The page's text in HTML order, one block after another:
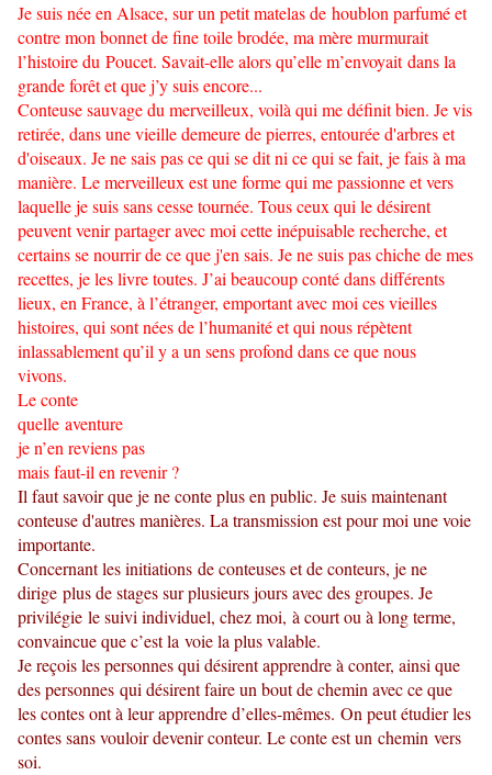
Je suis née en Alsace, sur un petit matelas de houblon parfumé et
contre mon bonnet de fine toile brodée, ma mère murmurait
l’histoire du Poucet. Savait-elle alors qu’elle m’envoyait dans la
grande forêt et que j’y suis encore...
Conteuse sauvage du merveilleux, voilà qui me définit bien. Je vis
retirée, dans une vieille demeure de pierres, entourée d'arbres et
d'oiseaux. Je ne sais pas ce qui se dit ni ce qui se fait, je fais à ma
manière. Le merveilleux est une forme qui me passionne et vers
laquelle je suis sans cesse tournée. Tous ceux qui le désirent
peuvent venir partager avec moi cette inépuisable recherche, et
certains se nourrir de ce que j'en sais. Je ne suis pas chiche de mes
recettes, je les livre toutes. J’ai beaucoup conté dans différents
lieux, en France, à l’étranger, emportant avec moi ces vieilles
histoires, qui sont nées de l’humanité et qui nous répètent
inlassablement qu’il y a un sens profond dans ce que nous
vivons.
Le conte
quelle aventure
je n’en reviens pas
mais faut-il en revenir ?
Il faut savoir que je ne conte plus en public. Je suis maintenant
conteuse d'autres manières. La transmission est pour moi une voie
importante.
Concernant les initiations de conteuses et de conteurs, je ne
dirige plus de stages sur plusieurs jours avec des groupes. Je
privilégie le suivi individuel, chez moi, à court ou à long terme,
convaincue que c’est la voie la plus valable.
Je reçois les personnes qui désirent apprendre à conter, ainsi que
des personnes qui désirent faire un bout de chemin avec ce que
les contes ont à leur apprendre d’elles-mêmes. On peut étudier les
contes sans vouloir devenir conteur. Le conte est un chemin vers
soi.